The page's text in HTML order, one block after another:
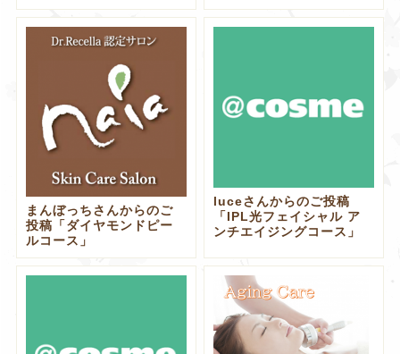
まんぼっちさんからのご
投稿「ダイヤモンドピー
ルコース」
luceさんからのご投稿
「IPL光フェイシャル ア
ンチエイジングコース」